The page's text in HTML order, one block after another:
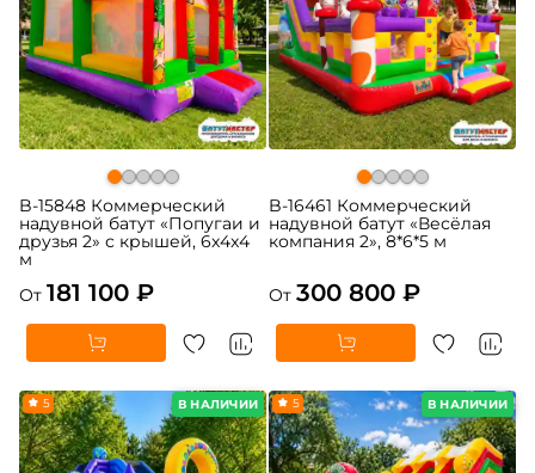
B-15848 Коммерческий
надувной батут «Попугаи и
друзья 2» с крышей, 6x4x4
м
От 181 100 ₽
B-16461 Коммерческий
надувной батут «Весёлая
компания 2», 8*6*5 м
От 300 800 ₽
В НАЛИЧИИ
5 В НАЛИЧИИ
5